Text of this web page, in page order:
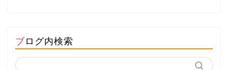
ブログ内検索